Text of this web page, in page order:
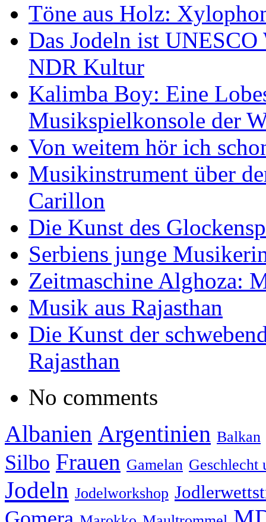
Töne aus Holz:
Das Jodeln ist
NDR Kultur
Kalimba Boy: Eine
Musikspielkonsole der
Von weitem hör ich
Musikinstrument über
Carillon
Die Kunst des
Serbiens junge
Zeitmaschine Alghoza:
Musik aus Rajasthan
Die Kunst der
Rajasthan
No comments
Albanien Argentinien Balkan
Silbo Frauen Gamelan Geschlecht
Jodeln Jodelworkshop